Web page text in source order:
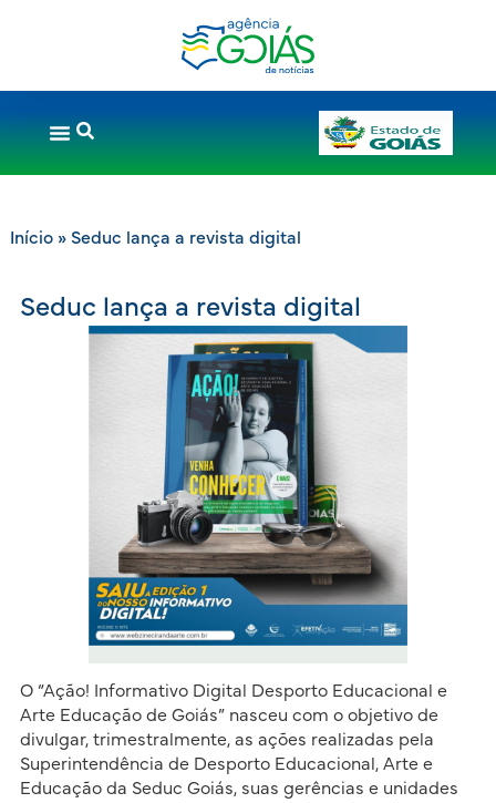
Início» Seduc lança a revista digital
Seduc lança a revista digital
O “Ação! Informativo Digital Desporto Educacional e
Arte Educação de Goiás” nasceu com o objetivo de
divulgar, trimestralmente, as ações realizadas pela
Superintendência de Desporto Educacional, Arte e
Educação da Seduc Goiás, suas gerências e unidades